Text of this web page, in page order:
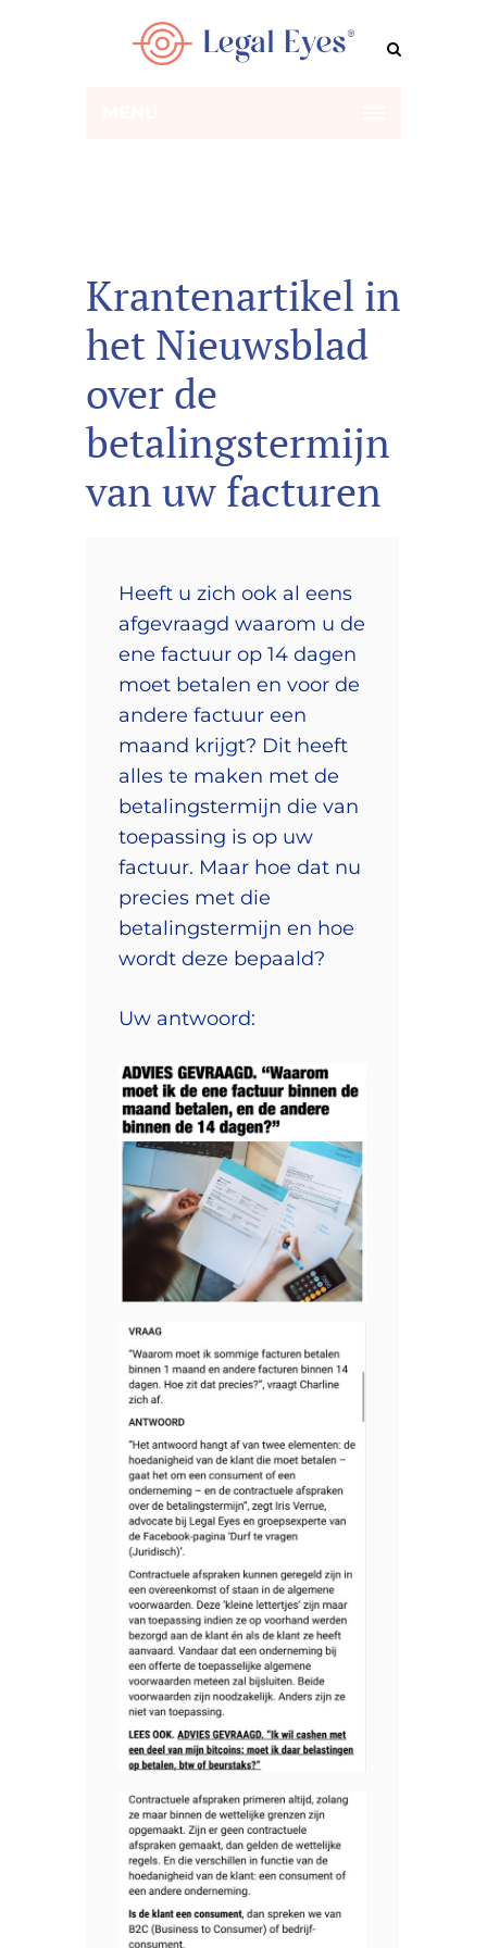
Krantenartikel in
het Nieuwsblad
over de
betalingstermijn
van uw facturen
Heeft u zich ook al eens
afgevraagd waarom u de
ene factuur op 14 dagen
moet betalen en voor de
andere factuur een
maand krijgt? Dit heeft
alles te maken met de
betalingstermijn die van
toepassing is op uw
factuur. Maar hoe dat nu
precies met die
betalingstermijn en hoe
wordt deze bepaald?
Uw antwoord: